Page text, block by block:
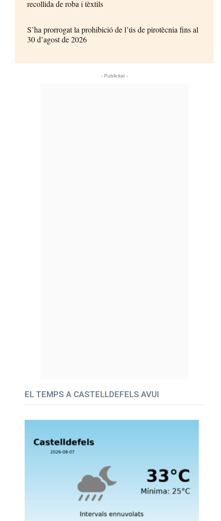
recollida de roba i tèxtils
S’ha prorrogat la prohibició de l’ús de pirotècnia fins al
30 d’agost de 2026
- Publicitat -
EL TEMPS A CASTELLDEFELS AVUI